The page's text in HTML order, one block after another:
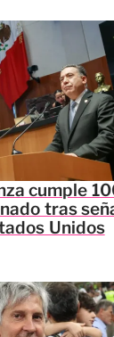
cumple
tras
Unidos